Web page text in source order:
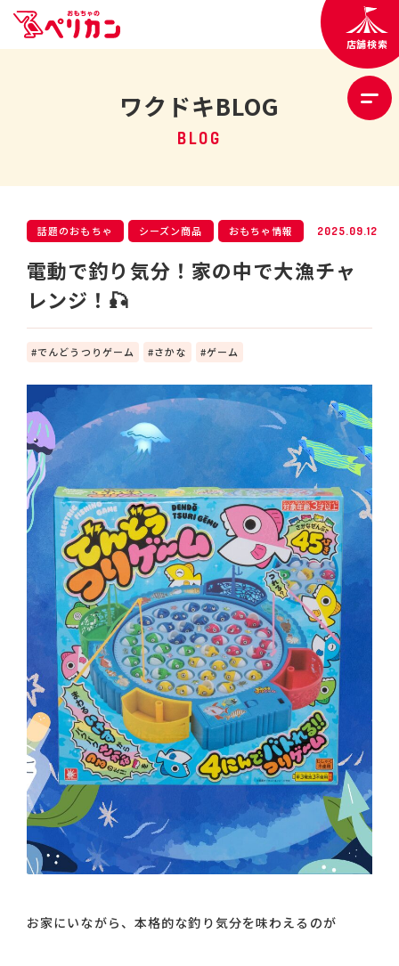
店舗検索
ワクドキBLOG
BLOG
話題のおもちゃ シーズン商品 おもちゃ情報 2025.09.12
電動で釣り気分！家の中で大漁チャ
レンジ！🎣
でんどうつりゲーム さかな ゲーム
お家にいながら、本格的な釣り気分を味わえるのが